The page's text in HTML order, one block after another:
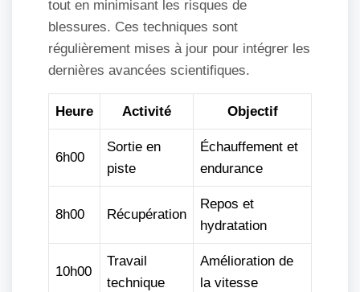
tout en minimisant les risques de
blessures. Ces techniques sont
régulièrement mises à jour pour intégrer les
dernières avancées scientifiques.
Heure Activité Objectif
6h00
Sortie en
piste
Échauffement et
endurance
8h00 Récupération
Repos et
hydratation
10h00
Travail
technique
Amélioration de
la vitesse